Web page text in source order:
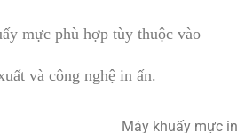
mực phù hợp tùy thuộc vào
và công nghệ in ấn.